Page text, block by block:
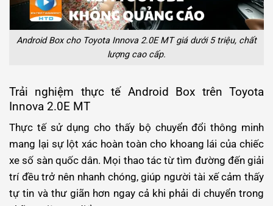
Android Box cho Toyota Innova 2.0E MT giá dưới 5 triệu, chất
lượng cao cấp.
Trải nghiệm thực tế Android Box trên Toyota
Innova 2.0E MT
Thực tế sử dụng cho thấy bộ chuyển đổi thông minh
mang lại sự lột xác hoàn toàn cho khoang lái của chiếc
xe số sàn quốc dân. Mọi thao tác từ tìm đường đến giải
trí đều trở nên nhanh chóng, giúp người tài xế cảm thấy
tự tin và thư giãn hơn ngay cả khi phải di chuyển trong